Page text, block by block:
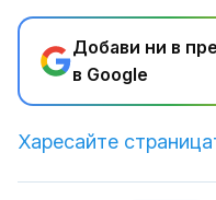
Добави ни в
в Google
Харесайте